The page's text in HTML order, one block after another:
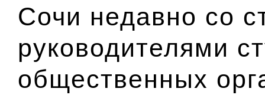
Сочи недавно со
руководителями
общественных